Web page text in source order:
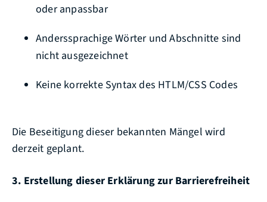
oder anpassbar
Anderssprachige Wörter und Abschnitte sind
nicht ausgezeichnet
Keine korrekte Syntax des HTLM/CSS Codes
Die Beseitigung dieser bekannten Mängel wird
derzeit geplant.
3. Erstellung dieser Erklärung zur Barrierefreiheit